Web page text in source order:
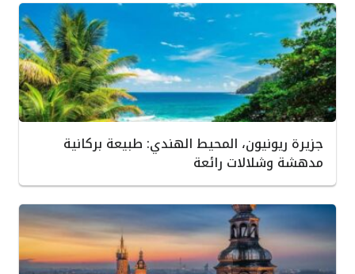
جزيرة ريونيون، المحيط الهندي: طبيعة بركانية
مدهشة وشلالات رائعة